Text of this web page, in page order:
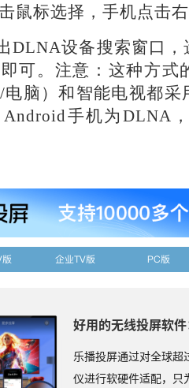
鼠标选择，手机点击
DLNA设备搜索窗口
可。注意：这种方式
脑）和智能电视都采
手机为DLNA
企业TV版 PC版
好用的无线投屏软
乐播投屏通过对全球超
仪进行软硬件适配，只